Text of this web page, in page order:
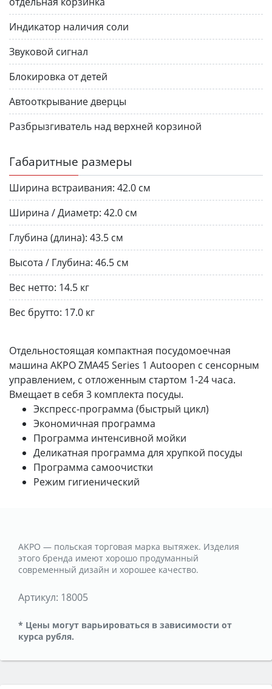
Индикатор наличия соли
Звуковой сигнал
Блокировка от детей
Автооткрывание дверцы
Разбрызгиватель над верхней корзиной
Габаритные размеры
Ширина встраивания: 42.0 см
Ширина / Диаметр: 42.0 см
Глубина (длина): 43.5 см
Высота / Глубина: 46.5 см
Вес нетто: 14.5 кг
Вес брутто: 17.0 кг
Отдельностоящая компактная посудомоечная
машина AKPO ZMA45 Series 1 Autoopen с сенсорным
управлением, с отложенным стартом 1-24 часа.
Вмещает в себя 3 комплекта посуды.
Экспресс-программа (быстрый цикл)
Экономичная программа
Программа интенсивной мойки
Деликатная программа для хрупкой посуды
Программа самоочистки
Режим гигиенический
AKPO — польская торговая марка вытяжек. Изделия
этого бренда имеют хорошо продуманный
современный дизайн и хорошее качество.
Артикул: 18005
* Цены могут варьироваться в зависимости от
курса рубля.